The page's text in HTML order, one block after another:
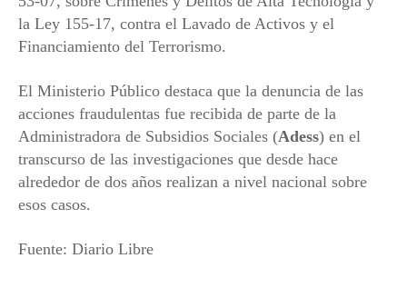
la Ley 155-17, contra el Lavado de Activos y el
Financiamiento del Terrorismo.
El Ministerio Público destaca que la denuncia de las
acciones fraudulentas fue recibida de parte de la
Administradora de Subsidios Sociales (Adess) en el
transcurso de las investigaciones que desde hace
alrededor de dos años realizan a nivel nacional sobre
esos casos.
Fuente: Diario Libre